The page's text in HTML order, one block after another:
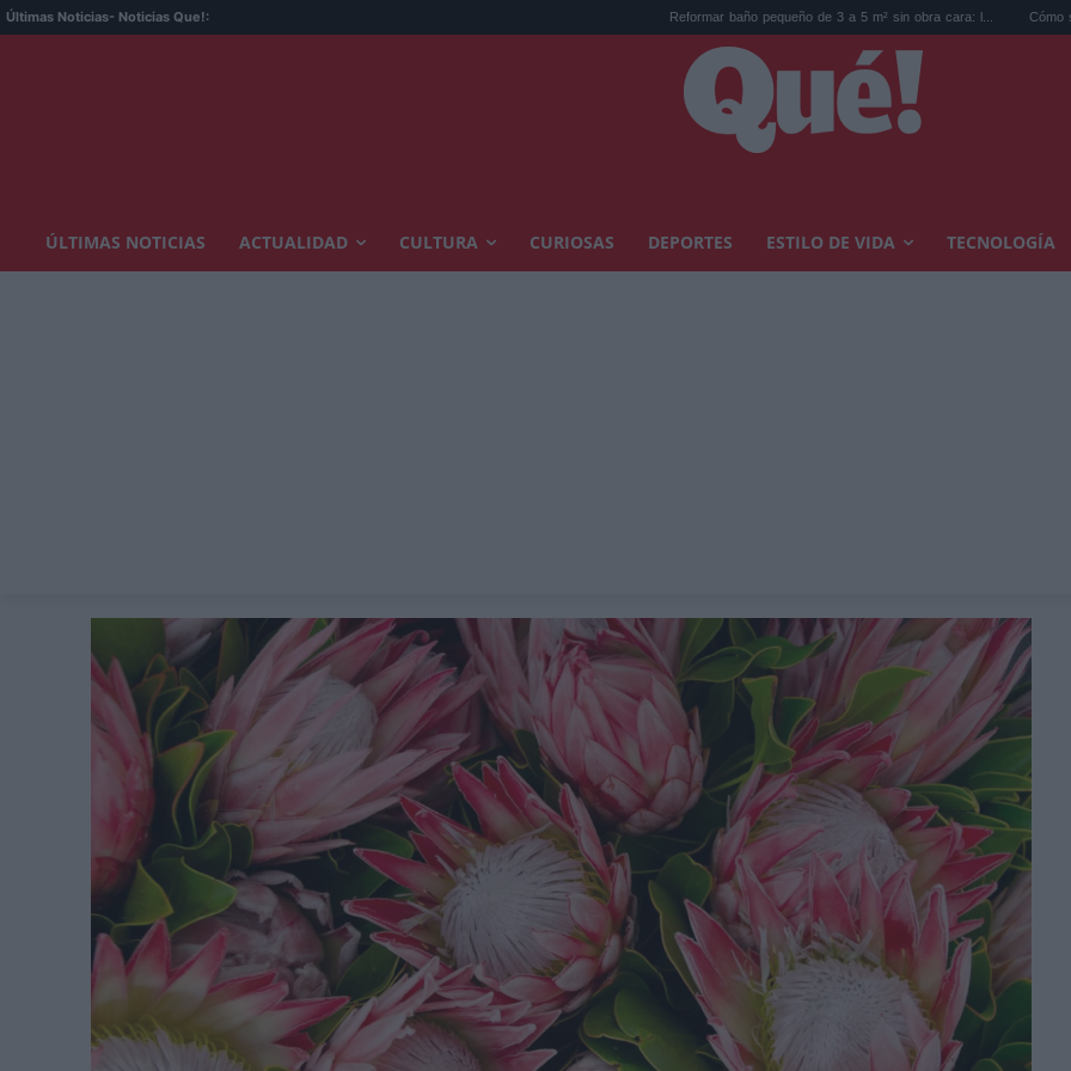
Últimas Noticias- Noticias Que!: Reformar baño pequeño de 3 a 5 m² sin obra cara: l... Cómo salvar una
ÚLTIMAS NOTICIAS ACTUALIDAD CULTURA CURIOSAS DEPORTES ESTILO DE VIDA TECNOLOGÍA